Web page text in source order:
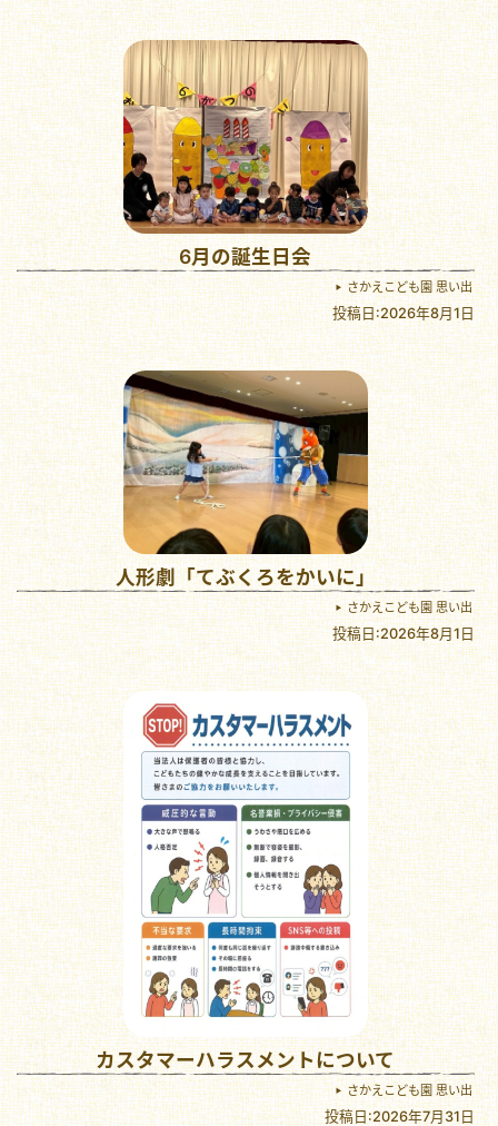
6月の誕生日会
さかえこども園 思い出
投稿日:2026年8月1日
人形劇「てぶくろをかいに」
さかえこども園 思い出
投稿日:2026年8月1日
カスタマーハラスメントについて
さかえこども園 思い出
投稿日:2026年7月31日